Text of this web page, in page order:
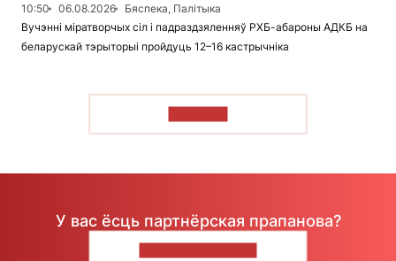
10:50
06.08.2026
Бяспека, Палітыка
Вучэнні міратворчых сіл і падраздзяленняў РХБ-абароны АДКБ на
беларускай тэрыторыі пройдуць 12–16 кастрычніка
У вас ёсць партнёрская прапанова?